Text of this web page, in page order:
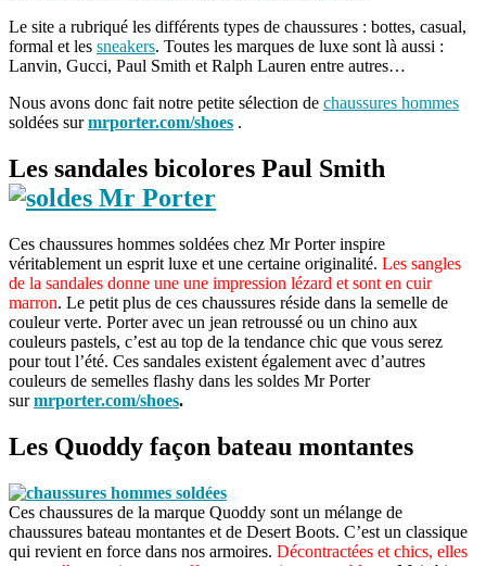
Le site a rubriqué les différents types de chaussures : bottes, casual,
formal et les sneakers. Toutes les marques de luxe sont là aussi :
Lanvin, Gucci, Paul Smith et Ralph Lauren entre autres…
Nous avons donc fait notre petite sélection de chaussures hommes
soldées surmrporter.com/shoes .
Les sandales bicolores Paul Smith
Ces chaussures hommes soldées chez Mr Porter inspire
véritablement un esprit luxe et une certaine originalité. Les sangles
de la sandales donne une une impression lézard et sont en cuir
marron. Le petit plus de ces chaussures réside dans la semelle de
couleur verte. Porter avec un jean retroussé ou un chino aux
couleurs pastels, c’est au top de la tendance chic que vous serez
pour tout l’été. Ces sandales existent également avec d’autres
couleurs de semelles flashy dans les soldes Mr Porter
surmrporter.com/shoes.
Les Quoddy façon bateau montantes
Ces chaussures de la marque Quoddy sont un mélange de
chaussures bateau montantes et de Desert Boots. C’est un classique
qui revient en force dans nos armoires. Décontractées et chics, elles